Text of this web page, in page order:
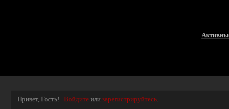
Привет, Гость! Войдите илизарегистрируйтесь.